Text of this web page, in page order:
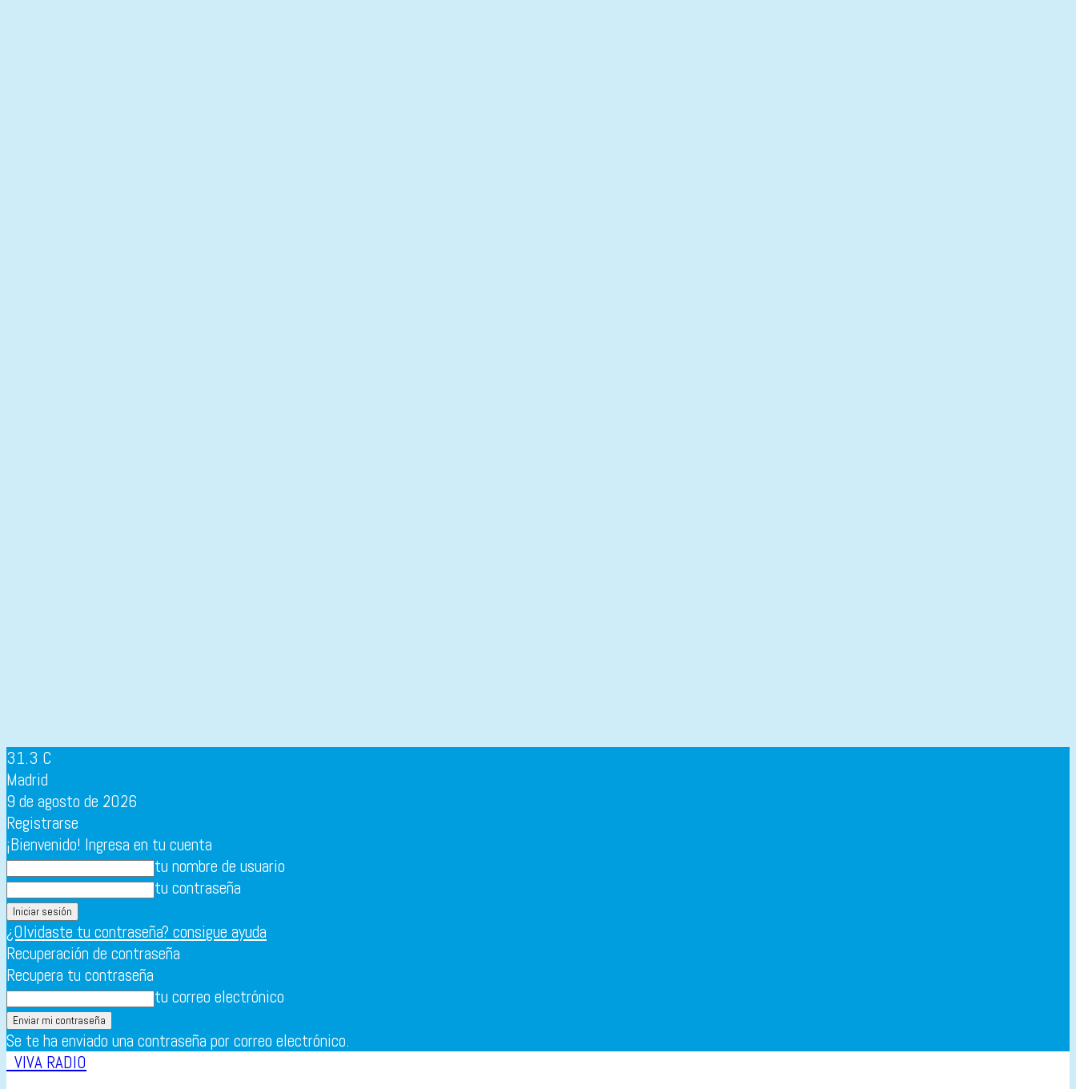
31.3 C
Madrid
9 de agosto de 2026
Registrarse
¡Bienvenido! Ingresa en tu cuenta
tu nombre de usuario
tu contraseña
¿Olvidaste tu contraseña? consigue ayuda
Recuperación de contraseña
Recupera tu contraseña
tu correo electrónico
Se te ha enviado una contraseña por correo electrónico.
VIVA RADIO